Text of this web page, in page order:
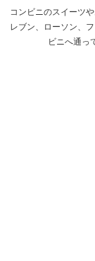
コンビニのスイーツ
レブン、ローソン、
ビニへ通っ